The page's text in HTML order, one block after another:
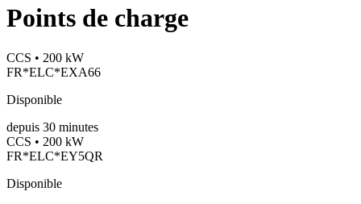
Points de charge
CCS • 200 kW
FR*ELC*EXA66
Disponible
depuis 30 minutes
CCS • 200 kW
FR*ELC*EY5QR
Disponible